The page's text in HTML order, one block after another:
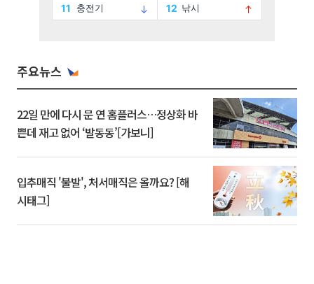
주요뉴스
22일 만에 다시 문 연 홈플러스…정상화 바
쁜데 재고 없어 ‘발동동’[가보니]
입추매직 '불발', 처서매직은 올까요? [해
시태그]